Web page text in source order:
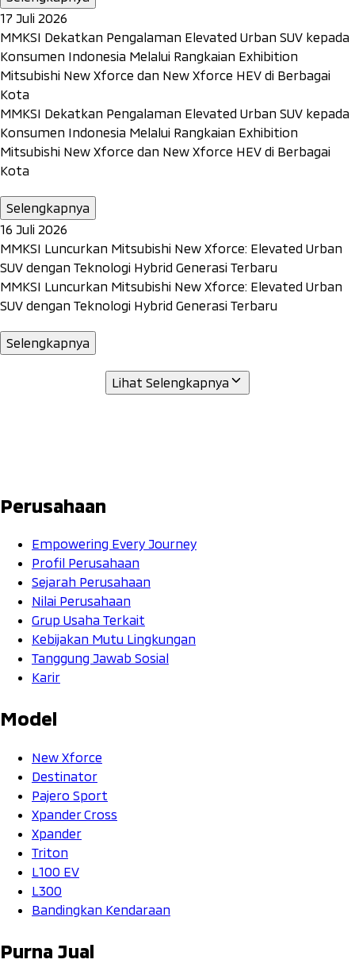
17 Juli 2026
MMKSI Dekatkan Pengalaman Elevated Urban SUV kepada
Konsumen Indonesia Melalui Rangkaian Exhibition
Mitsubishi New Xforce dan New Xforce HEV di Berbagai
Kota
MMKSI Dekatkan Pengalaman Elevated Urban SUV kepada
Konsumen Indonesia Melalui Rangkaian Exhibition
Mitsubishi New Xforce dan New Xforce HEV di Berbagai
Kota
Selengkapnya
16 Juli 2026
MMKSI Luncurkan Mitsubishi New Xforce: Elevated Urban
SUV dengan Teknologi Hybrid Generasi Terbaru
MMKSI Luncurkan Mitsubishi New Xforce: Elevated Urban
SUV dengan Teknologi Hybrid Generasi Terbaru
Selengkapnya
Lihat Selengkapnya
Perusahaan
Empowering Every Journey
Profil Perusahaan
Sejarah Perusahaan
Nilai Perusahaan
Grup Usaha Terkait
Kebijakan Mutu Lingkungan
Tanggung Jawab Sosial
Karir
Model
New Xforce
Destinator
Pajero Sport
Xpander Cross
Xpander
Triton
L100 EV
L300
Bandingkan Kendaraan
Purna Jual